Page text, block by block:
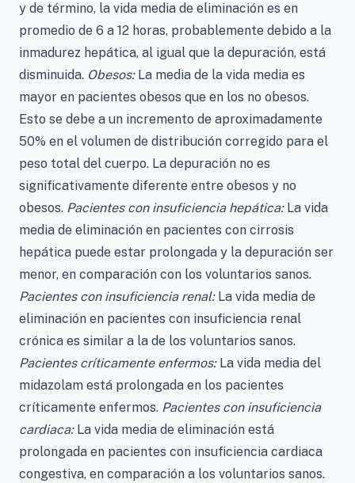
y de término, la vida media de eliminación es en
promedio de 6 a 12 horas, probablemente debido a la
inmadurez hepática, al igual que la depuración, está
disminuida. Obesos:La media de la vida media es
mayor en pacientes obesos que en los no obesos.
Esto se debe a un incremento de aproximadamente
50% en el volumen de distribución corregido para el
peso total del cuerpo. La depuración no es
significativamente diferente entre obesos y no
obesos. Pacientes con insuficiencia hepática:La vida
media de eliminación en pacientes con cirrosis
hepática puede estar prolongada y la depuración ser
menor, en comparación con los voluntarios sanos.
Pacientes con insuficiencia renal:La vida media de
eliminación en pacientes con insuficiencia renal
crónica es similar a la de los voluntarios sanos.
Pacientes críticamente enfermos:La vida media del
midazolam está prolongada en los pacientes
críticamente enfermos. Pacientes con insuficiencia
cardiaca:La vida media de eliminación está
prolongada en pacientes con insuficiencia cardiaca
congestiva, en comparación a los voluntarios sanos.